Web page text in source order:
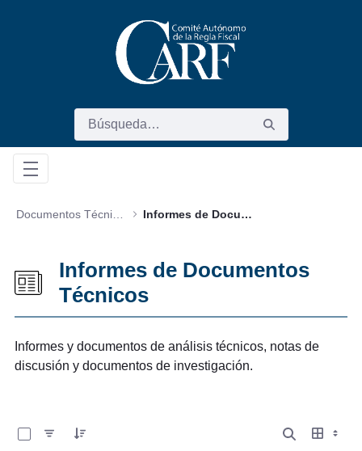
Documentos Técnicos Informes de Documentos Técnicos
Informes de Documentos
Técnicos
Informes y documentos de análisis técnicos, notas de
discusión y documentos de investigación.